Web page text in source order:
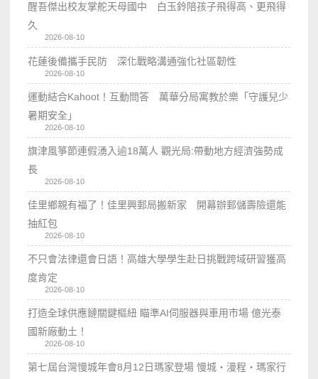
醒吾傑出校友掌舵天母國中 白玉鈴陪孩子飛得高、更飛得
久
2026-08-10
花蓮後備攜手民防 深化戰略溝通強化社區韌性
2026-08-10
運動結合Kahoot！互動問答 萬華分局寓教於樂「守護兒少
暑期安全」
2026-08-10
旗津風箏節連假湧入逾18萬人 觀光局:帶動地方經濟強勢成
長
2026-08-10
佳里鄉親有福了！佳里興郵局搬新家 開幕辦郵儲壽險還能
抽紅包
2026-08-10
不只會法律還會日語！高雄大學學生赴日挑戰跨域研習獲高
度肯定
2026-08-10
打造全球供應鏈關鍵樞紐 瞄準AI伺服器與車用市場 億光泰
國新廠動土！
2026-08-10
第七屆台灣慢城年會8月12日瑪家登場 慢城・漫程・瑪家行